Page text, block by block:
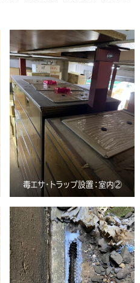
毒エサ・トラップ設置：室内②